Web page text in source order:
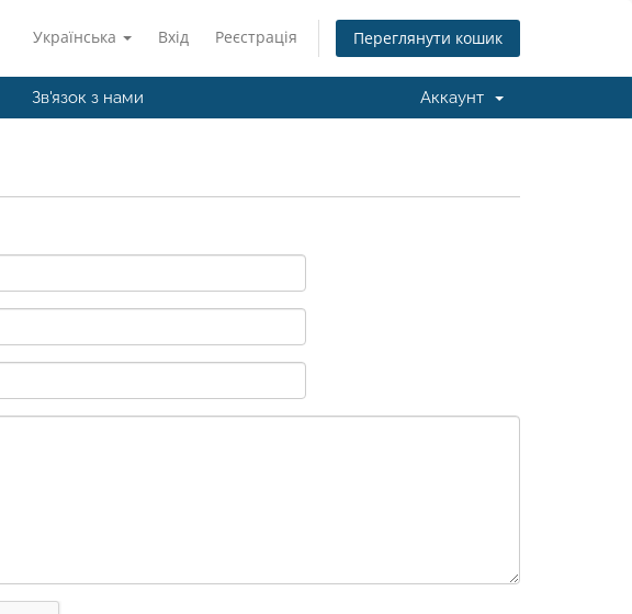
Українська Вхід Реєстрація Переглянути кошик
Зв'язок з нами Аккаунт